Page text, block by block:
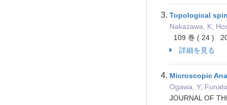
Topological
Nakazawa, K;
109 巻 ( 24 )
詳細を見る
Microscopic
Ogawa, Y;
JOURNAL OF